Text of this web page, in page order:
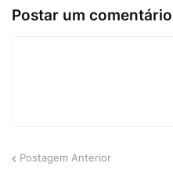
Postar um comentário
Postagem Anterior